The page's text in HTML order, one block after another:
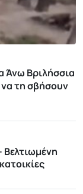
Άνω Βριλήσσια
τη σβήσουν